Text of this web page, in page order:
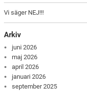
Vi säger NEJ!!!
Arkiv
juni 2026
maj 2026
april 2026
januari 2026
september 2025